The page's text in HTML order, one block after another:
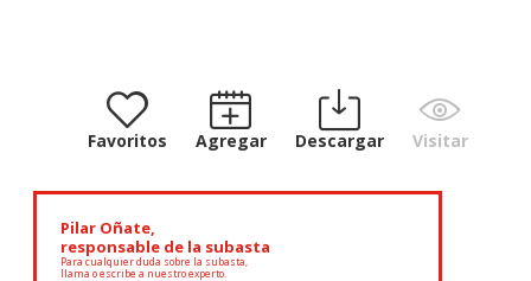
Favoritos Agregar Descargar Visitar
Pilar Oñate,
responsable de la subasta
Para cualquier duda sobre la subasta,
llama o escribe a nuestro experto.